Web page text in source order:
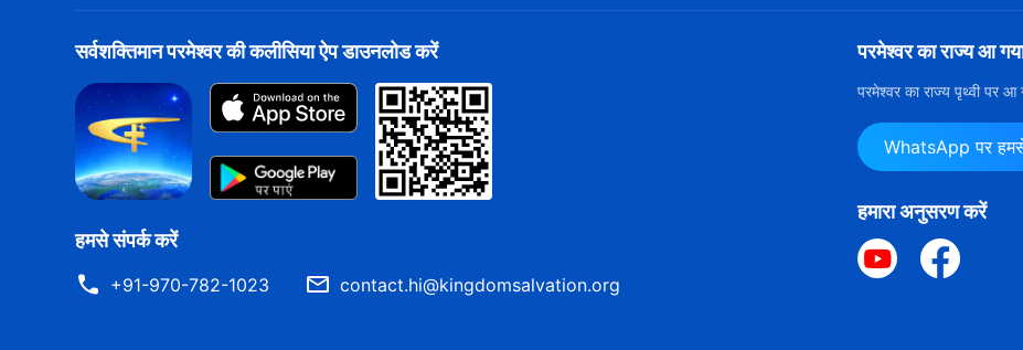
सर्वशक्तिमान परमेश्वर की कलीसिया ऐप डाउनलोड करें
हमसे संपर्क करें
+91-970-782-1023 contact.hi@kingdomsalvation.org
परमेश्वर का राज्य आ
परमेश्वर का राज्य पृथ्वी पर
WhatsApp पर
हमारा अनुसरण करें